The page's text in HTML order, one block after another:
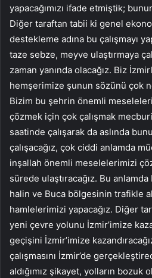
yapacağımızı ifade etmiştik;
Diğer taraftan tabii ki genel
destekleme adına bu çalışmayı
taze sebze, meyve ulaştırmaya
zaman yanında olacağız. Biz
hemşerimize şunun sözünü çok
Bizim bu şehrin önemli
çözmek için çok çalışmak
saatinde çalışarak da aslında
çalışacağız, çok ciddi anlamda
inşallah önemli meselelerimizi
sürede ulaştıracağız. Bu
halin ve Buca bölgesinin trafikle
hamlelerimizi yapacağız. Diğer
yeni çevre yolunu İzmir’imize
geçişini İzmir’imize
çalışmasını İzmir’de
aldığımız şikayet, yolların bozuk